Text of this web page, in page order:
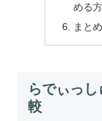
める
まとめ
らでぃっ
較